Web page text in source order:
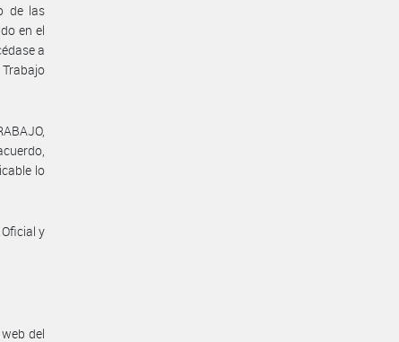
de las
en el
a
lo
y
del